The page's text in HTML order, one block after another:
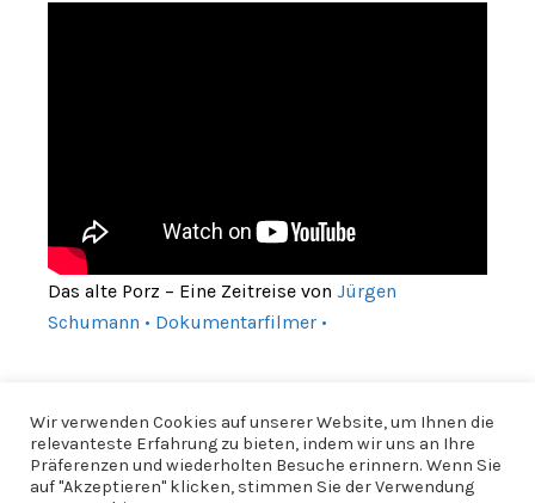
Das alte Porz – Eine Zeitreise von Jürgen
Schumann • Dokumentarfilmer •
Wir verwenden Cookies auf unserer Website, um Ihnen die
relevanteste Erfahrung zu bieten, indem wir uns an Ihre
Präferenzen und wiederholten Besuche erinnern. Wenn Sie
auf "Akzeptieren" klicken, stimmen Sie der Verwendung